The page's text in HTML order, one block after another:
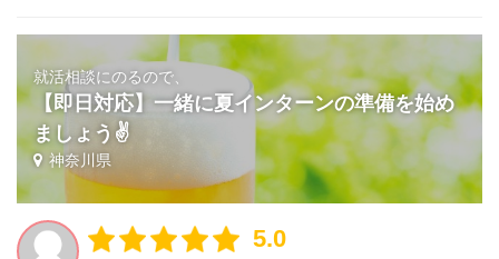
就活相談にのるので、
【即日対応】一緒に夏インターンの準備を始め
ましょう✌️
神奈川県
5.0